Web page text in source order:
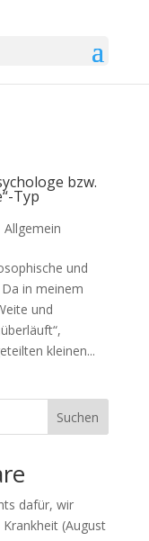
bzw.
Typ
Allgemein
und
in meinem
und
kleinen...
Suchen
dafür, wir
(August